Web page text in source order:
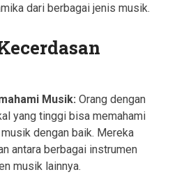
dari berbagai jenis musik.
Musik: Orang dengan
yang tinggi bisa memahami
dengan baik. Mereka
antara berbagai instrumen
musik lainnya.